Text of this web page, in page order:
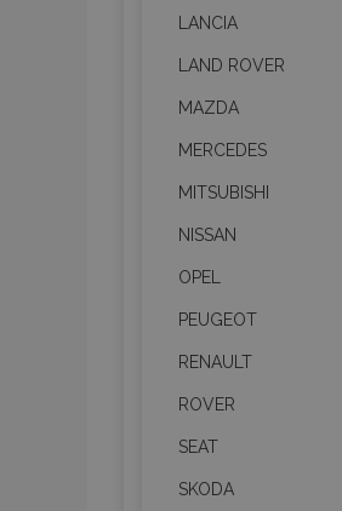
LANCIA
LAND ROVER
MAZDA
MERCEDES
MITSUBISHI
NISSAN
OPEL
PEUGEOT
RENAULT
ROVER
SEAT
SKODA